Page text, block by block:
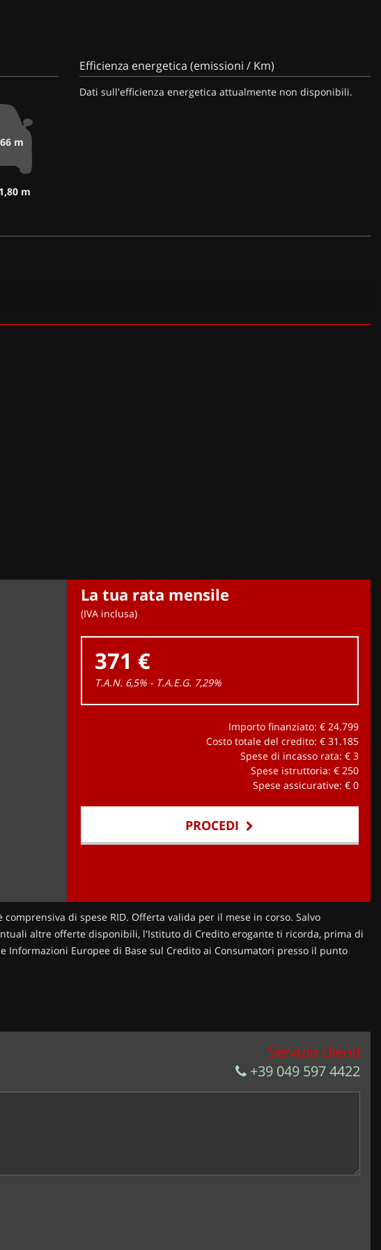
m
m
Efficienza energetica (emissioni / Km)
Dati sull'efficienza energetica attualmente non disponibili.
in terza fila (sulla sinistra), Configurazione 7 posti (850 EUR), Vernice
La tua rata mensile
(IVA inclusa)
371 €
T.A.N. 6,5% - T.A.E.G. 7,29%
Importo finanziato: € 24.799
Costo totale del credito: € 31.185
Spese di incasso rata: € 3
Spese istruttoria: € 250
Spese assicurative: € 0
PROCEDI
di spese RID. Offerta valida per il mese in corso. Salvo
altre offerte disponibili, l'Istituto di Credito erogante ti ricorda, prima di
Europee di Base sul Credito ai Consumatori presso il punto
Servizio clienti
+39 049 597 4422